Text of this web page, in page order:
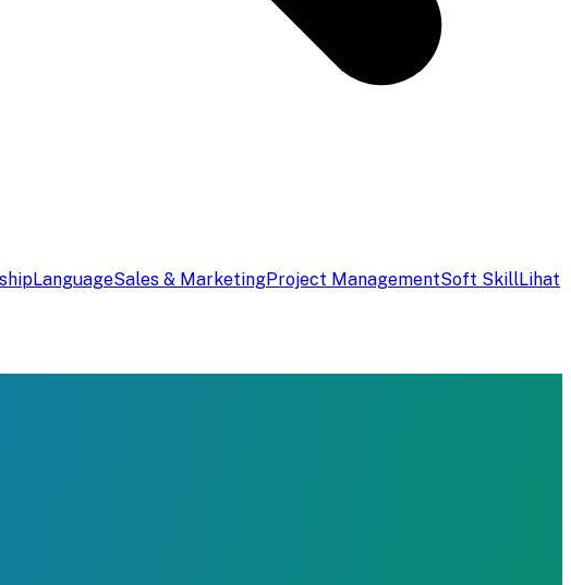
LanguageSales & MarketingProject ManagementSoft SkillLihat